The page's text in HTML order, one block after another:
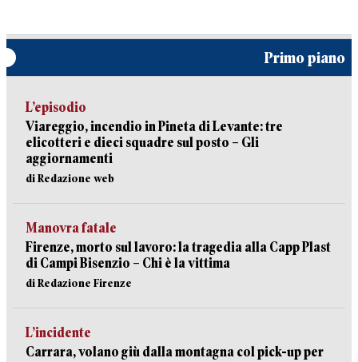
Primo piano
L’episodio
Viareggio, incendio in Pineta di Levante: tre
elicotteri e dieci squadre sul posto – Gli
aggiornamenti
di Redazione web
Manovra fatale
Firenze, morto sul lavoro: la tragedia alla Capp Plast
di Campi Bisenzio – Chi è la vittima
di Redazione Firenze
L’incidente
Carrara, volano giù dalla montagna col pick-up per